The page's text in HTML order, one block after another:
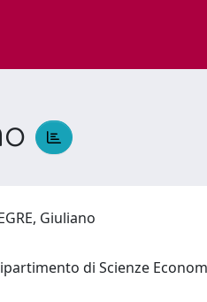
Giuliano
di Scienze